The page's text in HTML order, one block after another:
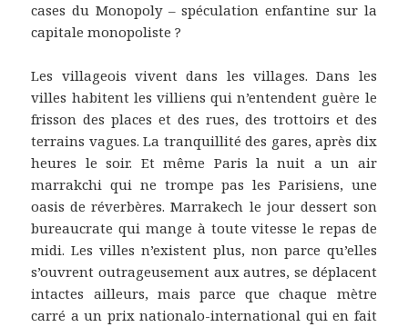
cases du Monopoly – spéculation enfantine sur la
capitale monopoliste ?
Les villageois vivent dans les villages. Dans les
villes habitent les villiens qui n’entendent guère le
frisson des places et des rues, des trottoirs et des
terrains vagues. La tranquillité des gares, après dix
heures le soir. Et même Paris la nuit a un air
marrakchi qui ne trompe pas les Parisiens, une
oasis de réverbères. Marrakech le jour dessert son
bureaucrate qui mange à toute vitesse le repas de
midi. Les villes n’existent plus, non parce qu’elles
s’ouvrent outrageusement aux autres, se déplacent
intactes ailleurs, mais parce que chaque mètre
carré a un prix nationalo-international qui en fait